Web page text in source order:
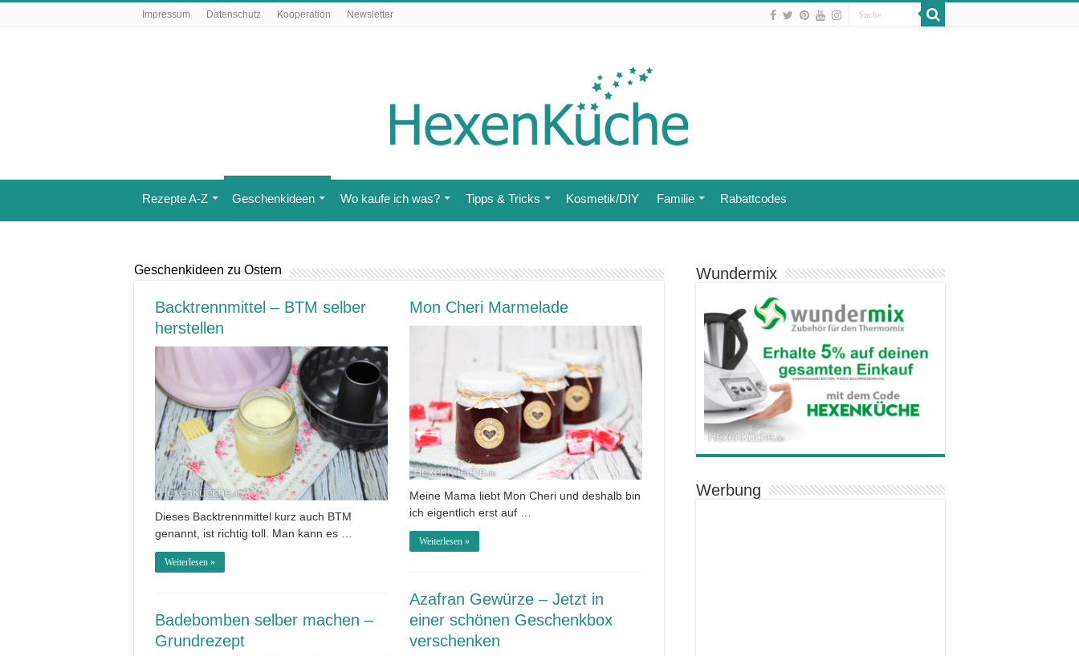
Impressum Datenschutz Kooperation Newsletter
Rezepte A-Z Geschenkideen Wo kaufe ich was? Tipps & Tricks Kosmetik/DIY Familie Rabattcodes
Geschenkideen zu Ostern
Backtrennmittel – BTM selber
herstellen
Dieses Backtrennmittel kurz auch BTM
genannt, ist richtig toll. Man kann es …
Weiterlesen »
Mon Cheri Marmelade
Meine Mama liebt Mon Cheri und deshalb bin
ich eigentlich erst auf …
Weiterlesen »
Azafran Gewürze – Jetzt in
einer schönen Geschenkbox
verschenken
Badebomben selber machen –
Grundrezept
Wundermix
Werbung